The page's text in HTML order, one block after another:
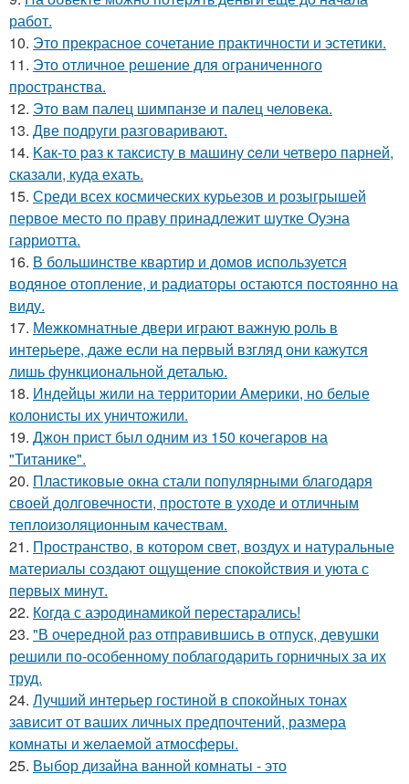
работ.
10. Это прекрасное сочетание практичности и эстетики.
11. Это отличное решение для ограниченного
пространства.
12. Это вам палец шимпанзе и палец человека.
13. Две подруги разговаривают.
14. Kaк-то paз к таксисту в машину ceли четверо парней,
сказали, куда ехать.
15. Среди всех космических курьезов и розыгрышей
первое место по праву принадлежит шутке Оуэна
гарриотта.
16. В большинстве квартир и домов используется
водяное отопление, и радиаторы остаются постоянно на
виду.
17. Межкомнатные двери играют важную роль в
интерьере, даже если на первый взгляд они кажутся
лишь функциональной деталью.
18. Индейцы жили на территории Америки, но белые
колонисты их уничтожили.
19. Джон прист был одним из 150 кочегаров на
"Титанике".
20. Пластиковые окна стали популярными благодаря
своей долговечности, простоте в уходе и отличным
теплоизоляционным качествам.
21. Пространство, в котором свет, воздух и натуральные
материалы создают ощущение спокойствия и уюта с
первых минут.
22. Когда с аэродинамикой перестарались!
23. "В очередной раз отправившись в отпуск, девушки
решили по-особенному поблагодарить горничных за их
труд.
24. Лучший интерьер гостиной в спокойных тонах
зависит от ваших личных предпочтений, размера
комнаты и желаемой атмосферы.
25. Выбор дизайна ванной комнаты - это